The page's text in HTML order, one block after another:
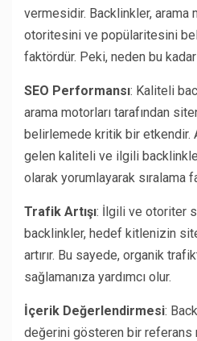
vermesidir. Backlinkler, arama
otoritesini ve popülaritesini
faktördür. Peki, neden bu
SEO Performansı: Kaliteli
arama motorları tarafından
belirlemede kritik bir etkendir.
gelen kaliteli ve ilgili
olarak yorumlayarak sıralama
Trafik Artışı: İlgili ve otoriter
backlinkler, hedef kitlenizin
artırır. Bu sayede, organik
sağlamanıza yardımcı olur.
İçerik Değerlendirmesi:
değerini gösteren bir referans